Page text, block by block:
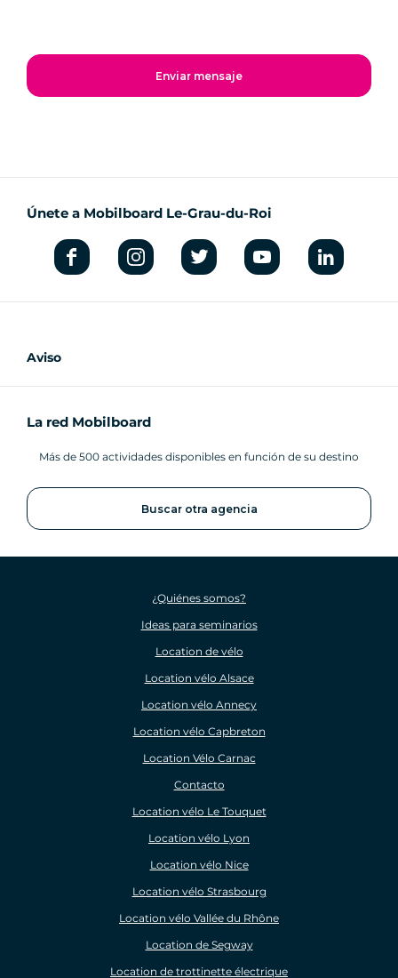
Únete a Mobilboard Le-Grau-du-Roi
Aviso
La red Mobilboard
Más de 500 actividades disponibles en función de su destino
Buscar otra agencia
¿Quiénes somos?
Ideas para seminarios
Location de vélo
Location vélo Alsace
Location vélo Annecy
Location vélo Capbreton
Location Vélo Carnac
Contacto
Location vélo Le Touquet
Location vélo Lyon
Location vélo Nice
Location vélo Strasbourg
Location vélo Vallée du Rhône
Location de Segway
Location de trottinette électrique